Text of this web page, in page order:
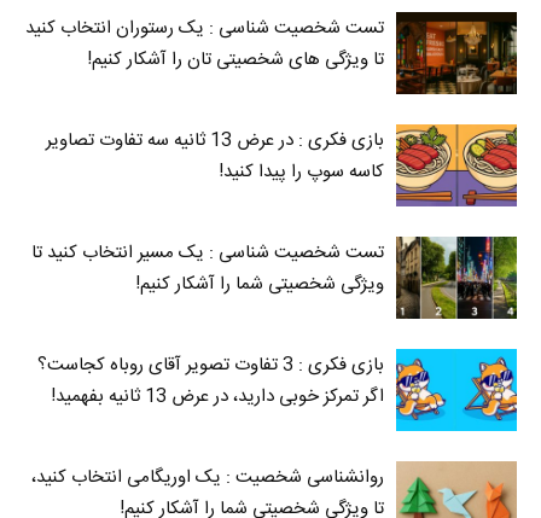
تست شخصیت شناسی : یک رستوران انتخاب کنید
تا ویژگی های شخصیتی تان را آشکار کنیم!
بازی فکری : در عرض 13 ثانیه سه تفاوت تصاویر
کاسه‌ سوپ را پیدا کنید!
تست شخصیت شناسی : یک مسیر انتخاب کنید تا
ویژگی شخصیتی شما را آشکار کنیم!
بازی فکری : 3 تفاوت تصویر آقای روباه کجاست؟
اگر تمرکز خوبی دارید، در عرض 13 ثانیه بفهمید!
روانشناسی شخصیت : یک اوریگامی انتخاب کنید،
تا ویژگی شخصیتی شما را آشکار کنیم!